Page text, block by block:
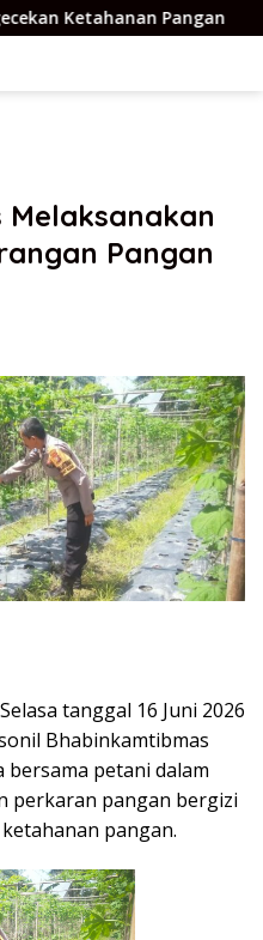
Pangan
Pangan
Selasa tanggal 16 Juni 2026
Bhabinkamtibmas
petani dalam
perkaran pangan bergizi
pangan.